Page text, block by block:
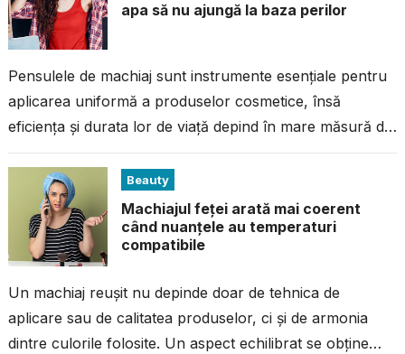
apa să nu ajungă la baza perilor
Pensulele de machiaj sunt instrumente esențiale pentru
aplicarea uniformă a produselor cosmetice, însă
eficiența și durata lor de viață depind în mare măsură de
Beauty
Machiajul feței arată mai coerent
când nuanțele au temperaturi
compatibile
Un machiaj reușit nu depinde doar de tehnica de
aplicare sau de calitatea produselor, ci și de armonia
dintre culorile folosite. Un aspect echilibrat se obține